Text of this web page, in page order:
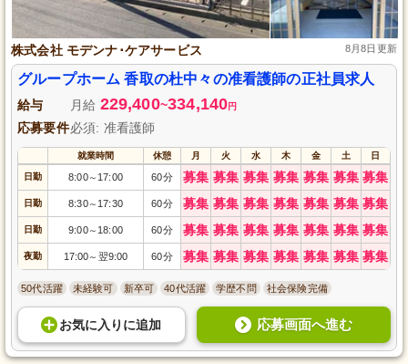
株式会社 モデンナ･ケアサービス 8月8日更新
グループホーム 香取の杜中々の准看護師の正社員求人
給与 月給 229,400~334,140円
応募要件必須: 准看護師
就業時間 休憩 月 火 水 木 金 土 日
日勤 8:00～ 17:00 60分 募集 募集 募集 募集 募集 募集 募集
日勤 8:30～ 17:30 60分 募集 募集 募集 募集 募集 募集 募集
日勤 9:00～ 18:00 60分 募集 募集 募集 募集 募集 募集 募集
夜勤 17:00～ 翌9:00 60分 募集 募集 募集 募集 募集 募集 募集
50代活躍 未経験可 新卒可 40代活躍 学歴不問 社会保険完備
お気に入り に追加 応募画面へ進む